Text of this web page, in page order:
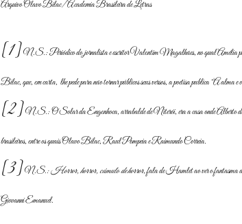
Arquivo Olavo Bilac/ Academia Brasileira de Letras
[1]N.S.: Periódico do jornalista e escritor Valentim Magalhães, no qual Amélia
Bilac, que, em carta, lhe pede para não tornar públicos seus versos, a poetisa publica “A alma
[2]N.S.: O Solar da Engenhoca, arrabalde de Niterói, era a casa onde Alberto de
brasileiros, entre os quais Olavo Bilac, Raul Pompeia e Raimundo Correia.
[3]N.S.:Horror, horror, cúmulo de horror, fala de Hamlet ao ver o fantasma
Giovanni Emanuel.